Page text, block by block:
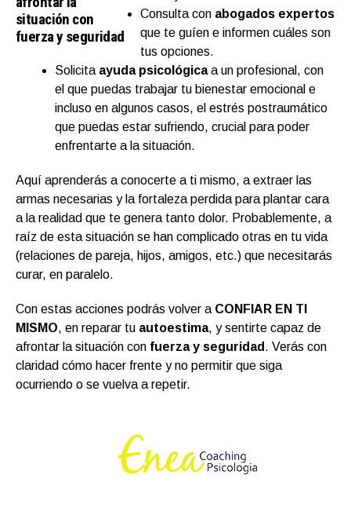
situación con
fuerza y seguridad
Consulta con abogados expertos
que te guíen e informen cuáles son
tus opciones.
Solicita ayuda psicológicaa un profesional, con
el que puedas trabajar tu bienestar emocional e
incluso en algunos casos, el estrés postraumático
que puedas estar sufriendo, crucial para poder
enfrentarte a la situación.
Aquí aprenderás a conocerte a ti mismo, a extraer las
armas necesarias y la fortaleza perdida para plantar cara
a la realidad que te genera tanto dolor. Probablemente, a
raíz de esta situación se han complicado otras en tu vida
(relaciones de pareja, hijos, amigos, etc.) que necesitarás
curar, en paralelo.
Con estas acciones podrás volver a CONFIAR EN TI
MISMO, en reparar tu autoestima, y sentirte capaz de
afrontar la situación con fuerza y seguridad . Verás con
claridad cómo hacer frente y no permitir que siga
ocurriendo o se vuelva a repetir.